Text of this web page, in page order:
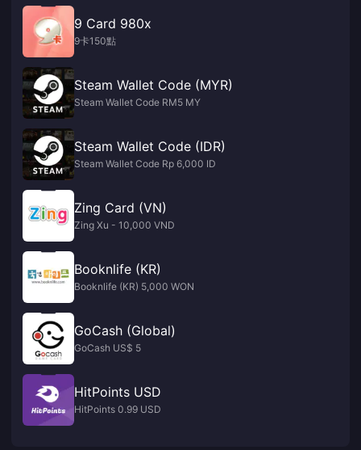
9 Card 980x
9卡150點
Steam Wallet Code (MYR)
Steam Wallet Code RM5 MY
Steam Wallet Code (IDR)
Steam Wallet Code Rp 6,000 ID
Zing Card (VN)
Zing Xu - 10,000 VND
Booknlife (KR)
Booknlife (KR) 5,000 WON
GoCash (Global)
GoCash US$ 5
HitPoints USD
HitPoints 0.99 USD